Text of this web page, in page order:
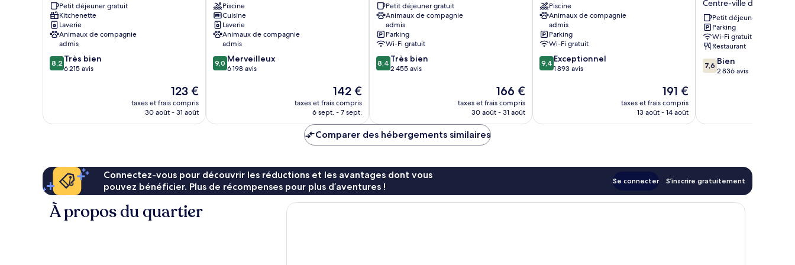
Centre-
ville
de
Montréal
Petit déjeuner gratuit
Kitchenette
Laverie
Animaux de compagnie
admis
8.2
sur
8,2 Très bien
6 215 avis
Le
nouveau
prix
123 €
taxes et frais compris
30 août - 31 août
ville
de
Montréal
Piscine
Cuisine
Laverie
Animaux de compagnie
admis
9.0
sur
9,0 Merveilleux
6 198 avis
Le
nouveau
prix
de
142 €
142 €
taxes et frais compris
6 sept. - 7 sept.
ville
de
Montréal
Petit déjeuner gratuit
Animaux de compagnie
admis
Parking
Wi-Fi gratuit
8.4
sur
8,4 Très bien
2 455 avis
Le
nouveau
prix
166 €
taxes et frais compris
30 août - 31 août
Vieux-
Montréal
Piscine
Animaux de compagnie
admis
Parking
Wi-Fi gratuit
9.4
sur
9,4 Exceptionnel
1 893 avis
Le
nouveau
prix
191 €
taxes et frais compris
13 août - 14 août
Wyndham
Montreal
Centre
Centre-
ville
de
Montréal
Centre-ville de Montréal
Petit déjeuner gratuit
Parking
Wi-Fi gratuit
Restaurant
7.6
sur
7,6 Bien
2 836 avis
Comparer des hébergements similaires
Connectez-vous pour découvrir les réductions et les avantages dont vous
pouvez bénéficier. Plus de récompenses pour plus d’aventures !
Se connecter S’inscrire gratuitement
À propos du quartier